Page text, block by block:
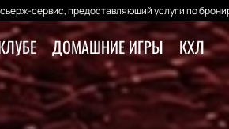
сервис, предоставляющий услуги по
ДОМАШНИЕ ИГРЫ КХЛ